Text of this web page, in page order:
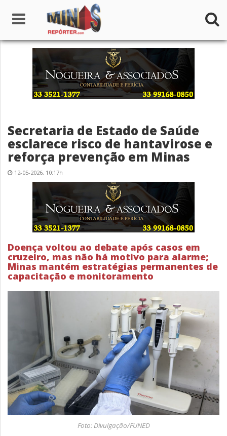
Home
Institucional
Seções
Canais
Colunistas
Secretaria de Estado de Saúde
esclarece risco de hantavirose e
reforça prevenção em Minas
12-05-2026, 10:17h
Doença voltou ao debate após casos em
cruzeiro, mas não há motivo para alarme;
Minas mantém estratégias permanentes de
capacitação e monitoramento
Foto: Divulgação/FUNED